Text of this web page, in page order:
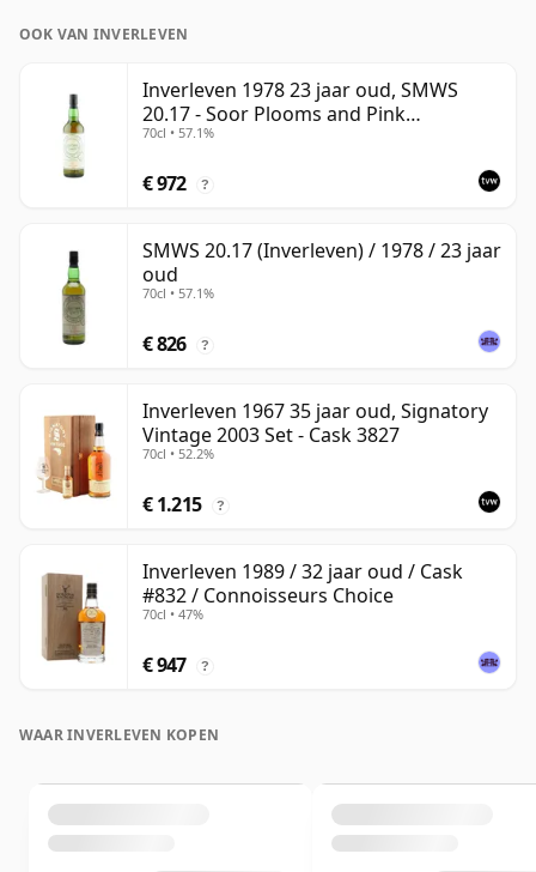
OOK VAN INVERLEVEN
Inverleven 1978 23 jaar oud, SMWS
20.17 - Soor Plooms and Pink
Grapefruit | Single Lowland Malt
Vault
70cl • 57.1%
€ 972 ?
SMWS 20.17 (Inverleven) / 1978 / 23 jaar
oud
70cl • 57.1%
€ 826 ?
Inverleven 1967 35 jaar oud, Signatory
Vintage 2003 Set - Cask 3827
70cl • 52.2%
€ 1.215 ?
Inverleven 1989 / 32 jaar oud / Cask
#832 / Connoisseurs Choice
70cl • 47%
€ 947 ?
WAAR INVERLEVEN KOPEN